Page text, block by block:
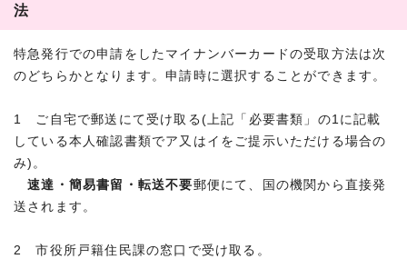
法
特急発行での申請をしたマイナンバーカードの受取方法は次
のどちらかとなります。申請時に選択することができます。
1 ご自宅で郵送にて受け取る(上記「必要書類」の1に記載
している本人確認書類でア又はイをご提示いただける場合の
み)。
速達・簡易書留・転送不要郵便にて、国の機関から直接発
送されます。
2 市役所戸籍住民課の窓口で受け取る。